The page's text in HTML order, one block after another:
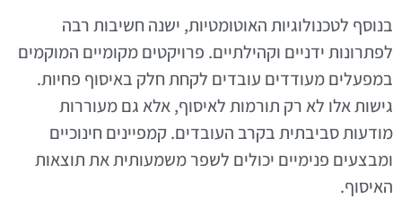
בנוסף לטכנולוגיות האוטומטיות, ישנה חשיבות רבה
לפתרונות ידניים וקהילתיים. פרויקטים מקומיים המוקמים
במפעלים מעודדים עובדים לקחת חלק באיסוף פחיות.
גישות אלו לא רק תורמות לאיסוף, אלא גם מעוררות
מודעות סביבתית בקרב העובדים. קמפיינים חינוכיים
ומבצעים פנימיים יכולים לשפר משמעותית את תוצאות
האיסוף.